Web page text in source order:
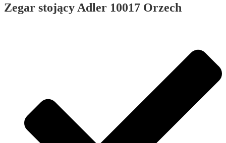
Zegar stojący Adler 10017 Orzech